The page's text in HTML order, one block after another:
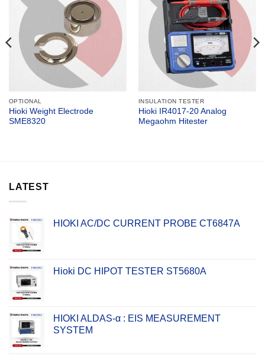
OPTIONAL
Hioki Weight Electrode
SME8320
INSULATION TESTER
Hioki IR4017-20 Analog
Megaohm Hitester
LATEST
HIOKI AC/DC CURRENT PROBE CT6847A
Hioki DC HIPOT TESTER ST5680A
HIOKI ALDAS-α : EIS MEASUREMENT
SYSTEM